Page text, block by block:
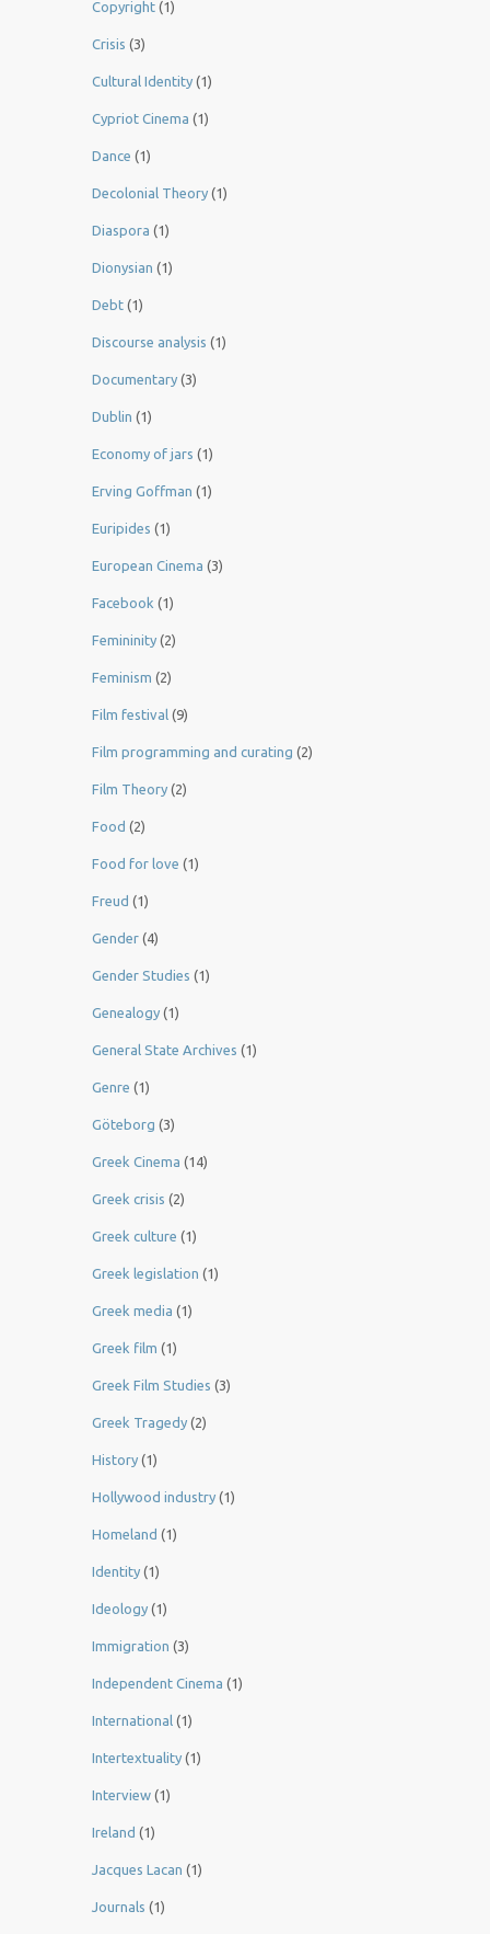
Copyright (1)
Crisis (3)
Cultural Identity (1)
Cypriot Cinema (1)
Dance (1)
Decolonial Theory (1)
Diaspora (1)
Dionysian (1)
Debt (1)
Discourse analysis (1)
Documentary (3)
Dublin (1)
Economy of jars (1)
Erving Goffman (1)
Euripides (1)
European Cinema (3)
Facebook (1)
Femininity (2)
Feminism (2)
Film festival (9)
Film programming and curating (2)
Film Theory (2)
Food (2)
Food for love (1)
Freud (1)
Gender (4)
Gender Studies (1)
Genealogy (1)
General State Archives (1)
Genre (1)
Göteborg (3)
Greek Cinema (14)
Greek crisis (2)
Greek culture (1)
Greek legislation (1)
Greek media (1)
Greek film (1)
Greek Film Studies (3)
Greek Tragedy (2)
History (1)
Hollywood industry (1)
Homeland (1)
Identity (1)
Ideology (1)
Immigration (3)
Independent Cinema (1)
International (1)
Intertextuality (1)
Interview (1)
Ireland (1)
Jacques Lacan (1)
Journals (1)